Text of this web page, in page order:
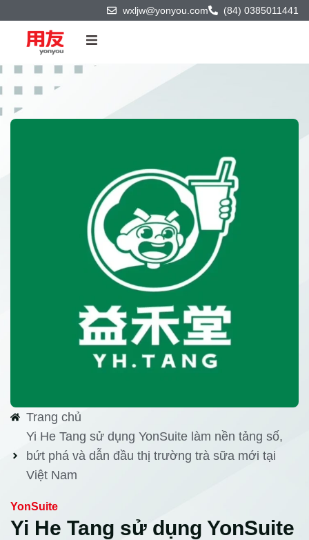
wxljw@yonyou.com (84) 0385011441
Dự án
Đối tác
Về chúng tôi
Trang chủ
Yi He Tang sử dụng YonSuite làm nền tảng số,
bứt phá và dẫn đầu thị trường trà sữa mới tại
Việt Nam
YonSuite
Yi He Tang sử dụng YonSuite